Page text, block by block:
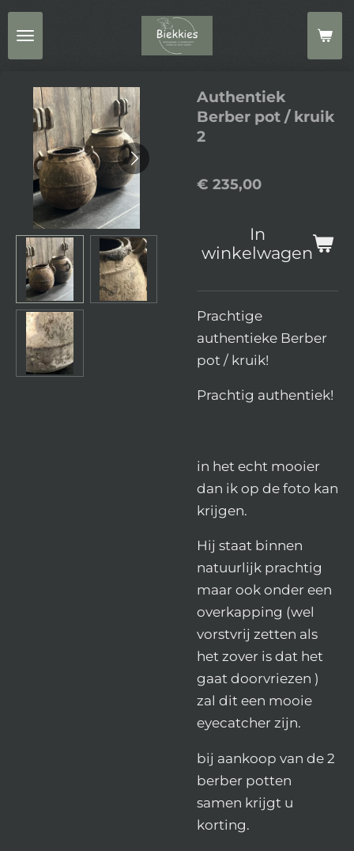
Ga
direct
naar
hoofdinhoud
Authentiek
Berber pot / kruik
2
€ 235,00
In
winkelwagen
Prachtige
authentieke Berber
pot / kruik!
Prachtig authentiek!
in het echt mooier
dan ik op de foto kan
krijgen.
Hij staat binnen
natuurlijk prachtig
maar ook onder een
overkapping (wel
vorstvrij zetten als
het zover is dat het
gaat doorvriezen )
zal dit een mooie
eyecatcher zijn.
bij aankoop van de 2
berber potten
samen krijgt u
korting.